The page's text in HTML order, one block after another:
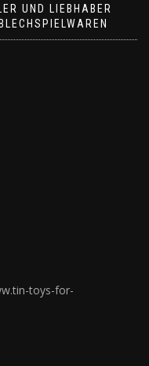
UND LIEBHABER
toys-for-